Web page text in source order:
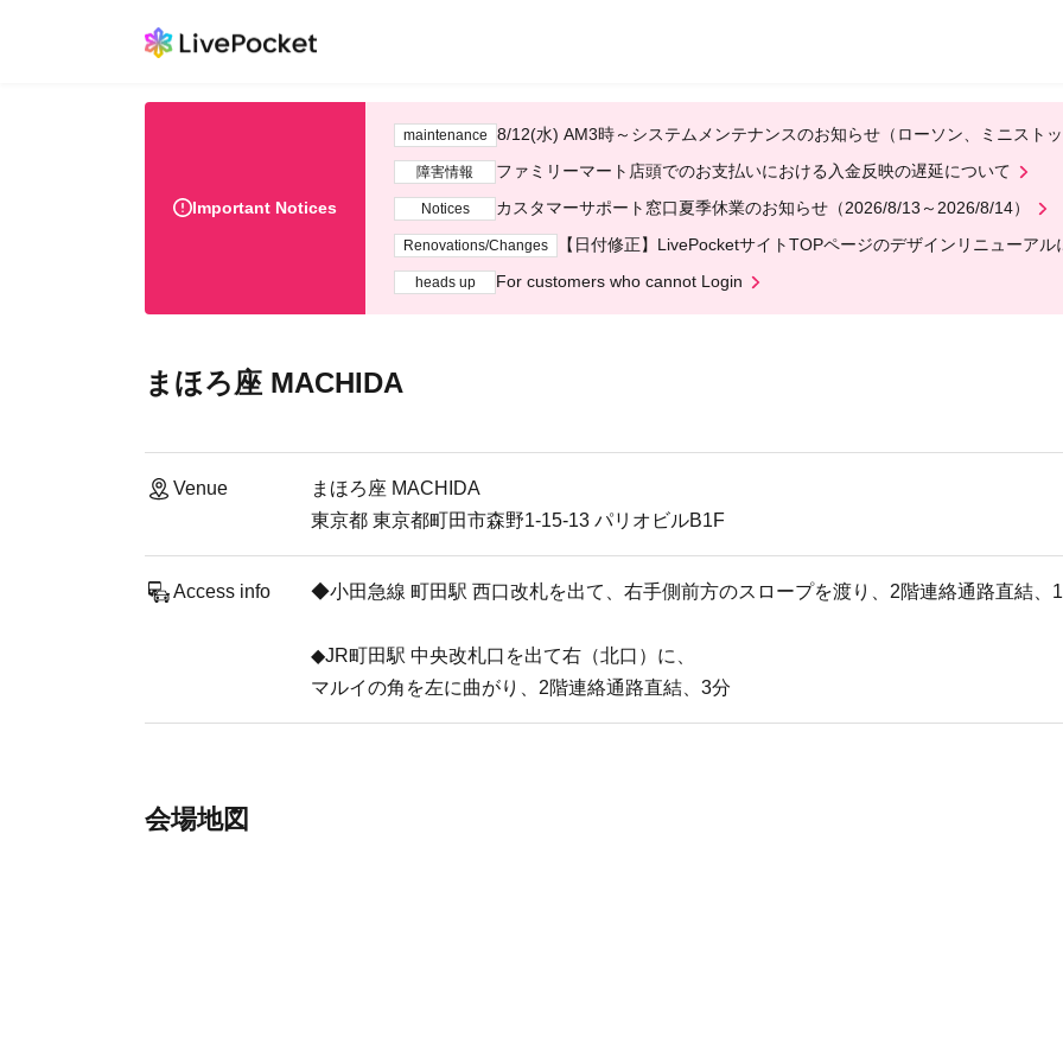
Important Notices
maintenance 8/12(水) AM3時～システムメンテナンスのお知らせ（ローソン、ミニスト
障害情報 ファミリーマート店頭でのお支払いにおける入金反映の遅延について
Notices カスタマーサポート窓口夏季休業のお知らせ（2026/8/13～2026/8/14）
Renovations/Changes 【日付修正】LivePocketサイトTOPページのデザインリニューアル
heads up For customers who cannot Login
まほろ座 MACHIDA
Venue
まほろ座 MACHIDA
東京都 東京都町田市森野1-15-13 パリオビルB1F
Access info ◆小田急線 町田駅 西口改札を出て、右手側前方のスロープを渡り、2階連絡通路直結、
◆JR町田駅 中央改札口を出て右（北口）に、
マルイの角を左に曲がり、2階連絡通路直結、3分
会場地図